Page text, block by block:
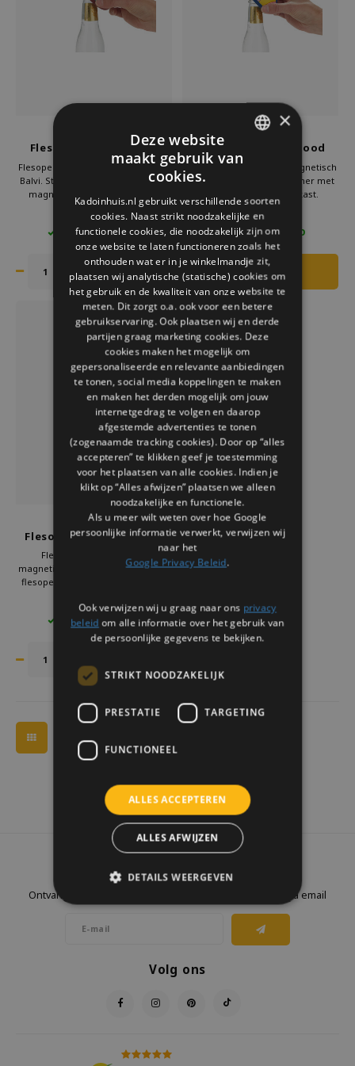
Welke Zwitscherbox past bij jou?
Stationery
Storytiles
Flesopener kever geel
magnetisch
Flesopener kever geel magnetisch
Balvi. Stevige bier flesopener met
magneet voor op de koelkast.
Originele kever flesopener in
design uitvoering. Praktisch
keukenaccessoire, leuk cadeau en
altijd binnen handbereik bij borrel
of feestje.
€9,95
5 OP VOORRAAD
Balvi
Flesopener kever rood
magnetisch
Flesopener kever rood magnetisch
Balvi. Stevige bier flesopener met
magneet voor de koelkast.
Originele design flesopener in
kevervorm, ideaal als leuk
keukenaccessoire of cadeau.
Handig, grappig en altijd binnen
handbereik bij elke borrel of
feestje.
€9,95
4 OP VOORRAAD
Balvi
Flesopener kever blauw
Flesopener kever blauw
magnetisch Balvi. Originele design
flesopener met magneet voor de
in kevervorm, leuk
keukenaccessoire en grappig detail
bij borrels. Perfect als flesopener
€9,95
3 OP VOORRAAD
Ontvang de laatste updates, nieuws en aanbiedingen via email
Volg ons
DUTCH
ENGLISH
×
Deze website
maakt gebruik van
cookies.
Kadoinhuis.nl gebruikt verschillende soorten
cookies. Naast strikt noodzakelijke en
functionele cookies, die noodzakelijk zijn om
onze website te laten functioneren zoals het
onthouden wat er in je winkelmandje zit,
plaatsen wij analytische (statische) cookies om
het gebruik en de kwaliteit van onze website te
meten. Dit zorgt o.a. ook voor een betere
gebruikservaring. Ook plaatsen wij en derde
partijen graag marketing cookies. Deze
cookies maken het mogelijk om
gepersonaliseerde en relevante aanbiedingen
te tonen, social media koppelingen te maken
en maken het derden mogelijk om jouw
internetgedrag te volgen en daarop
afgestemde advertenties te tonen
(zogenaamde tracking cookies). Door op “alles
accepteren” te klikken geef je toestemming
voor het plaatsen van alle cookies. Indien je
klikt op “Alles afwijzen” plaatsen we alleen
noodzakelijke en functionele.
Als u meer wilt weten over hoe Google
persoonlijke informatie verwerkt, verwijzen wij
naar het
Google Privacy Beleid.
Ook verwijzen wij u graag naar ons privacy
beleid om alle informatie over het gebruik van
de persoonlijke gegevens te bekijken.
STRIKT NOODZAKELIJK
PRESTATIE TARGETING
FUNCTIONEEL
ALLES ACCEPTEREN
ALLES AFWIJZEN
DETAILS WEERGEVEN